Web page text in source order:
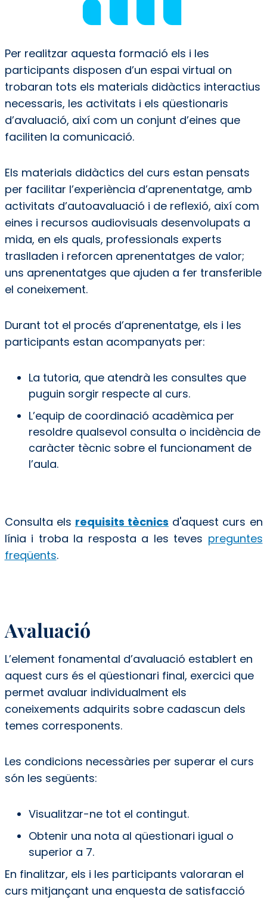
Per realitzar aquesta formació els i les
participants disposen d’un espai virtual on
trobaran tots els materials didàctics interactius
necessaris, les activitats i els qüestionaris
d’avaluació, així com un conjunt d’eines que
faciliten la comunicació.
Els materials didàctics del curs estan pensats
per facilitar l’experiència d’aprenentatge, amb
activitats d’autoavaluació i de reflexió, així com
eines i recursos audiovisuals desenvolupats a
mida, en els quals, professionals experts
traslladen i reforcen aprenentatges de valor;
uns aprenentatges que ajuden a fer transferible
el coneixement.
Durant tot el procés d’aprenentatge, els i les
participants estan acompanyats per:
La tutoria, que atendrà les consultes que
puguin sorgir respecte al curs.
L’equip de coordinació acadèmica per
resoldre qualsevol consulta o incidència de
caràcter tècnic sobre el funcionament de
l’aula.
Consulta els requisits tècnics d'aquest curs en
línia i troba la resposta a les teves preguntes
freqüents.
Avaluació
L’element fonamental d’avaluació establert en
aquest curs és el qüestionari final, exercici que
permet avaluar individualment els
coneixements adquirits sobre cadascun dels
temes corresponents.
Les condicions necessàries per superar el curs
són les següents:
Visualitzar-ne tot el contingut.
Obtenir una nota al qüestionari igual o
superior a 7.
En finalitzar, els i les participants valoraran el
curs mitjançant una enquesta de satisfacció